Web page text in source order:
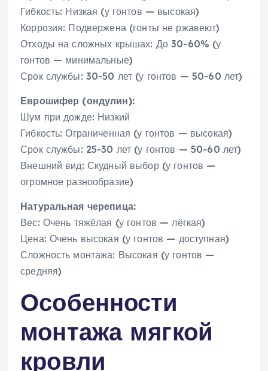
Гибкость: Низкая (у гонтов — высокая)
Коррозия: Подвержена (гонты не ржавеют)
Отходы на сложных крышах: До 30-60% (у
гонтов — минимальные)
Срок службы: 30-50 лет (у гонтов — 50-60 лет)
Еврошифер (ондулин):
Шум при дожде: Низкий
Гибкость: Ограниченная (у гонтов — высокая)
Срок службы: 25-30 лет (у гонтов — 50-60 лет)
Внешний вид: Скудный выбор (у гонтов —
огромное разнообразие)
Натуральная черепица:
Вес: Очень тяжёлая (у гонтов — лёгкая)
Цена: Очень высокая (у гонтов — доступная)
Сложность монтажа: Высокая (у гонтов —
средняя)
Особенности
монтажа мягкой
кровли